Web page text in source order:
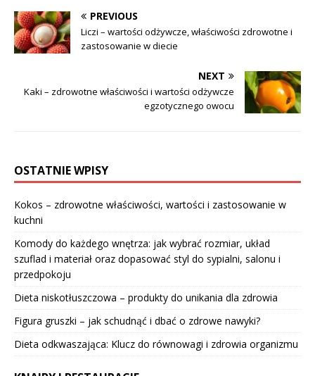
PREVIOUS
Liczi – wartości odżywcze, właściwości zdrowotne i
zastosowanie w diecie
NEXT
Kaki – zdrowotne właściwości i wartości odżywcze
egzotycznego owocu
OSTATNIE WPISY
Kokos – zdrowotne właściwości, wartości i zastosowanie w
kuchni
Komody do każdego wnętrza: jak wybrać rozmiar, układ
szuflad i materiał oraz dopasować styl do sypialni, salonu i
przedpokoju
Dieta niskotłuszczowa – produkty do unikania dla zdrowia
Figura gruszki – jak schudnąć i dbać o zdrowe nawyki?
Dieta odkwaszająca: Klucz do równowagi i zdrowia organizmu